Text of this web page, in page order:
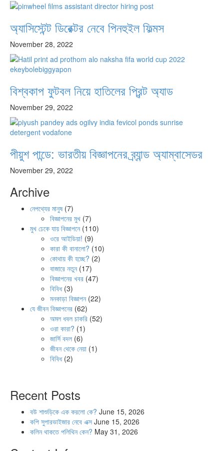
অ্যাসিস্টেন্ট ডিরেক্টর নেবে পিনহুইল ফিল্মস
November 28, 2022
বিশ্বকাপ ফুটবল নিয়ে হাতিলের প্রিন্ট অ্যাড
November 29, 2022
পীয়ুশ পান্ডে: ভারতীয় বিজ্ঞাপনের ব্র্যান্ড অ্যাম্বাসেডর
November 29, 2022
Archive
নেপথ্যের মানুষ(7)
বিজ্ঞাপনের মুখ (7)
মুখ ঢেকে যায় বিজ্ঞাপনে(110)
ওরে আইডিয়া! (9)
কারা কী বানালো? (10)
কোথায় কী হচ্ছে? (2)
বাজারে নতুন(17)
বিজ্ঞাপনের খবর (47)
বিবিধ(3)
মনকাড়া বিজ্ঞাপন(22)
যে জীবন বিজ্ঞাপনের (62)
অমল ধবল চাকরি (52)
ওরা কারা? (1)
জার্সি বদল (6)
জীবন থেকে নেয়া (1)
বিবিধ(2)
Recent Posts
বউ শাশুড়িকে এক করলো কে? June 15, 2026
কপি সুপারভাইজার নেবে এক্স June 15, 2026
কলিন থাকতে পলিথিন কেন? May 31, 2026